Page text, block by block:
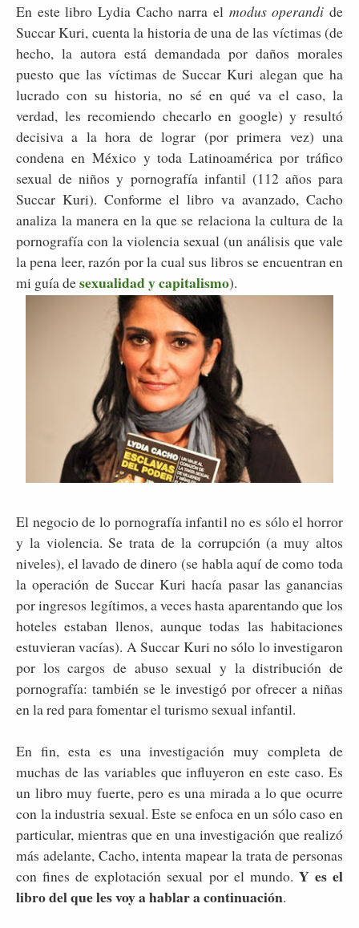
En este libro Lydia Cacho narra el modus operandide
Succar Kuri, cuenta la historia de una de las víctimas (de
hecho, la autora está demandada por daños morales
puesto que las víctimas de Succar Kuri alegan que ha
lucrado con su historia, no sé en qué va el caso, la
verdad, les recomiendo checarlo en google) y resultó
decisiva a la hora de lograr (por primera vez) una
condena en México y toda Latinoamérica por tráfico
sexual de niños y pornografía infantil (112 años para
Succar Kuri). Conforme el libro va avanzado, Cacho
analiza la manera en la que se relaciona la cultura de la
pornografía con la violencia sexual (un análisis que vale
la pena leer, razón por la cual sus libros se encuentran en
mi guía desexualidad y capitalismo).
El negocio de lo pornografía infantil no es sólo el horror
y la violencia. Se trata de la corrupción (a muy altos
niveles), el lavado de dinero (se habla aquí de como toda
la operación de Succar Kuri hacía pasar las ganancias
por ingresos legítimos, a veces hasta aparentando que los
hoteles estaban llenos, aunque todas las habitaciones
estuvieran vacías). A Succar Kuri no sólo lo investigaron
por los cargos de abuso sexual y la distribución de
pornografía: también se le investigó por ofrecer a niñas
en la red para fomentar el turismo sexual infantil.
En fin, esta es una investigación muy completa de
muchas de las variables que influyeron en este caso. Es
un libro muy fuerte, pero es una mirada a lo que ocurre
con la industria sexual. Este se enfoca en un sólo caso en
particular, mientras que en una investigación que realizó
más adelante, Cacho, intenta mapear la trata de personas
con fines de explotación sexual por el mundo. Y es el
libro del que les voy a hablar a continuación.